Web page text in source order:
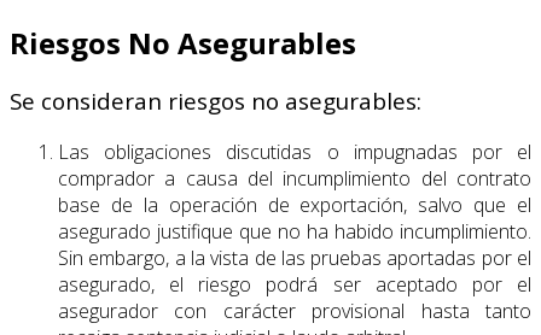
Riesgos No Asegurables
Se consideran riesgos no asegurables:
Las obligaciones discutidas o impugnadas por el
comprador a causa del incumplimiento del contrato
base de la operación de exportación, salvo que el
asegurado justifique que no ha habido incumplimiento.
Sin embargo, a la vista de las pruebas aportadas por el
asegurado, el riesgo podrá ser aceptado por el
asegurador con carácter provisional hasta tanto